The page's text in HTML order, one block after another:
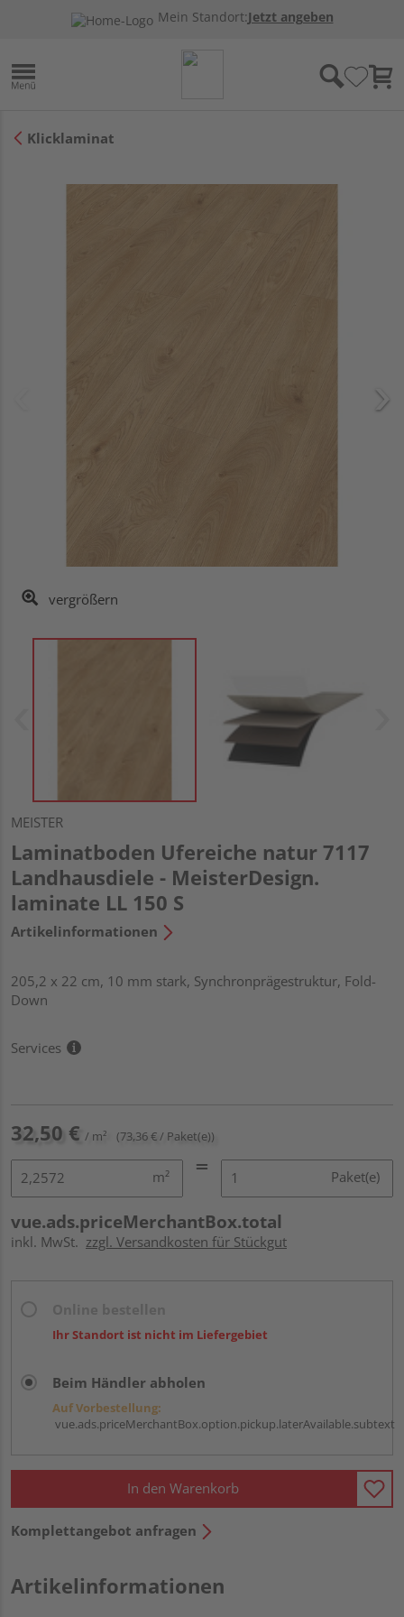
Mein Standort:Jetzt angeben
Klicklaminat
vergrößern
MEISTER
Laminatboden Ufereiche natur 7117
Landhausdiele - MeisterDesign.
laminate LL 150 S
Artikelinformationen
205,2 x 22 cm, 10 mm stark, Synchronprägestruktur, Fold-
Down
Services
32,50 € / m² (73,36 € / Paket(e))
m² Paket(e)
vue.ads.priceMerchantBox.total
inkl. MwSt. zzgl. Versandkosten für Stückgut
Ihr Standort ist nicht im Liefergebiet
Beim Händler abholen
Auf Vorbestellung:
vue.ads.priceMerchantBox.option.pickup.laterAvailable.subtext
In den Warenkorb
Komplettangebot anfragen
Artikelinformationen